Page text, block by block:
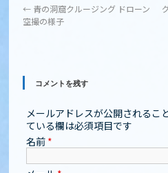
← 青の洞窟クルージング ドローン
空撮の様子
コメントを残す
メールアドレスが公開されるこ
ている欄は必須項目です
名前 *